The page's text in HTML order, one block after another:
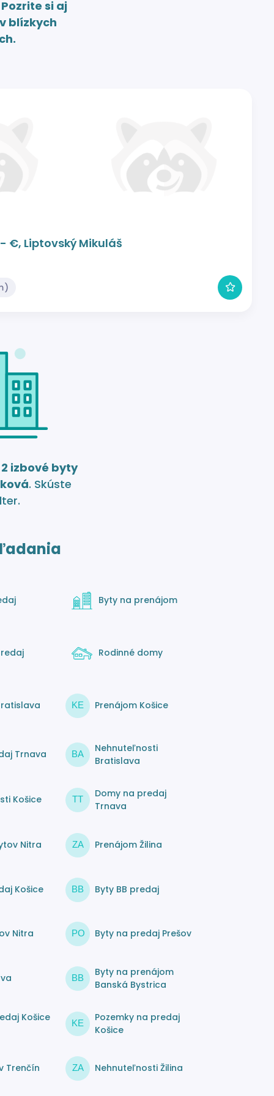
Pozrite si aj
blízkych
€, Liptovský Mikuláš
2 izbové byty
. Skúste
Byty na prenájom
Rodinné domy
KE Prenájom Košice
Trnava BA
Nehnuteľnosti
Bratislava
Košice TT
Domy na predaj
Trnava
Nitra ZA Prenájom Žilina
Košice BB Byty BB predaj
Nitra PO Byty na predaj Prešov
BB
Byty na prenájom
Banská Bystrica
Košice KE
Pozemky na predaj
Košice
Trenčín ZA Nehnuteľnosti Žilina